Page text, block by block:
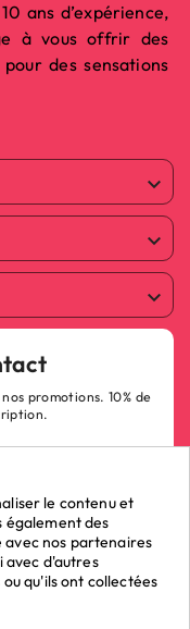
ans d’expérience,
à vous offrir des
des sensations



promotions. 10% de
le contenu et
des
nos partenaires
avec d'autres
qu'ils ont collectées